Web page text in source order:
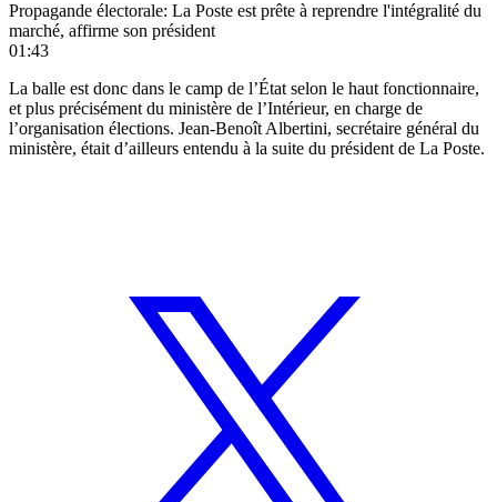
Propagande électorale: La Poste est prête à reprendre l'intégralité du
marché, affirme son président
01:43
La balle est donc dans le camp de l’État selon le haut fonctionnaire,
et plus précisément du ministère de l’Intérieur, en charge de
l’organisation élections. Jean-Benoît Albertini, secrétaire général du
ministère, était d’ailleurs entendu à la suite du président de La Poste.